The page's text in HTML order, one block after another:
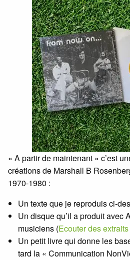
« A partir de maintenant » c’est
créations de Marshall B
1970-1980 :
Un texte que je reproduis ci-
Un disque qu’il a produit avec
musiciens (Ecouter des
Un petit livre qui donne les
tard la « Communication